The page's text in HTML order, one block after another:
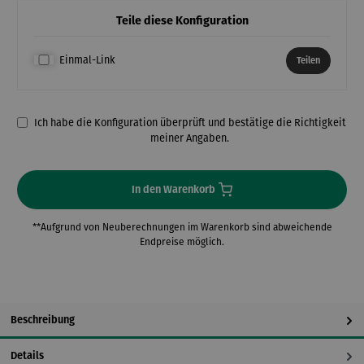
Teile diese Konfiguration
Einmal-Link Teilen
Ich habe die Konfiguration überprüft und bestätige die Richtigkeit
meiner Angaben.
In den Warenkorb
**Aufgrund von Neuberechnungen im Warenkorb sind abweichende
Endpreise möglich.
Beschreibung
Details